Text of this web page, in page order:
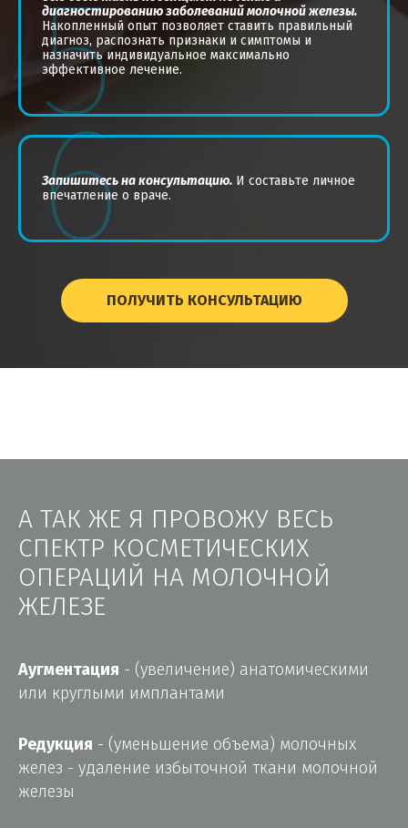
диагностированию заболеваний молочной железы.
Накопленный опыт позволяет ставить правильный
диагноз, распознать признаки и симптомы и
назначить индивидуальное максимально
эффективное лечение.
5
Запишитесь на консультацию. И составьте личное
впечатление о враче.
6
ПОЛУЧИТЬ КОНСУЛЬТАЦИЮ
А ТАК ЖЕ Я ПРОВОЖУ ВЕСЬ
СПЕКТР КОСМЕТИЧЕСКИХ
ОПЕРАЦИЙ НА МОЛОЧНОЙ
ЖЕЛЕЗЕ
Аугментация - (увеличение) анатомическими
или круглыми имплантами
Редукция - (уменьшение объема) молочных
желез - удаление избыточной ткани молочной
железы